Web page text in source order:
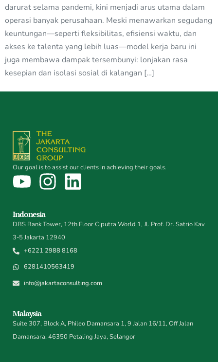
darurat selama pandemi, kini menjadi arus utama dalam
operasi banyak perusahaan. Meski menawarkan segudang
keuntungan—seperti fleksibilitas, efisiensi waktu, dan
akses ke talenta yang lebih luas—model kerja baru ini
juga membawa dampak tersembunyi: lonjakan rasa
kesepian dan isolasi sosial di kalangan […]
Our goal is to assist our clients in achieving their goals.
Indonesia
DBS Bank Tower, 12th Floor Ciputra World 1, Jl. Prof. Dr. Satrio Kav
3-5 Jakarta 12940
+6221 2988 8168
6281410563419
info@jakartaconsulting.com
Malaysia
Suite 307, Block A, Phileo Damansara 1, 9 Jalan 16/11, Off Jalan
Damansara, 46350 Petaling Jaya, Selangor